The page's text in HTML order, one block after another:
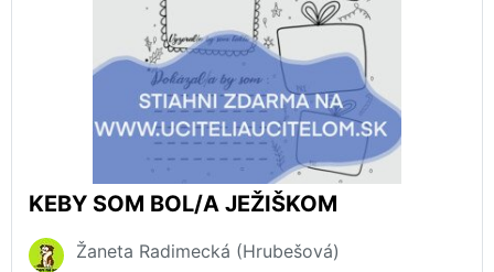
KEBY SOM BOL/A JEŽIŠKOM
Žaneta Radimecká (Hrubešová)